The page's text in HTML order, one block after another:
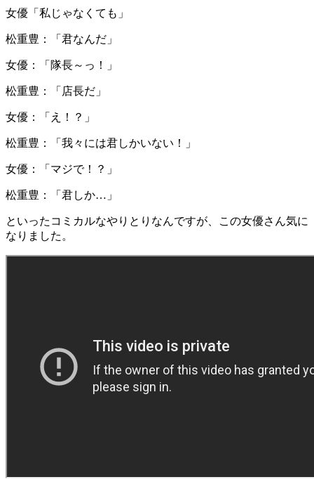
女優「私じゃなくても」
松重豊：「君なんだ」
女優：「隊長～っ！」
松重豊：「店長だ」
女優：「え！？」
松重豊：「我々には君しかいない！」
女優：「マジで！？」
松重豊：「君しか…」
といったコミカルなやりとりなんですが、この女優さん気に
なりました。